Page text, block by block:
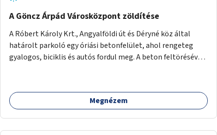
A Göncz Árpád Városközpont zöldítése
A Róbert Károly Krt., Angyalföldi út és Déryné köz által
határolt parkoló egy óriási betonfelület, ahol rengeteg
gyalogos, biciklis és autós fordul meg. A beton feltörésével,
menti járda és a parkoló közé kellene egy zöld sáv,
virágágyásokkal a meglévő fák alá, a lakóépület felőli két
Megnézem